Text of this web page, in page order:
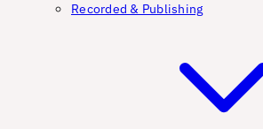
Recorded & Publishing